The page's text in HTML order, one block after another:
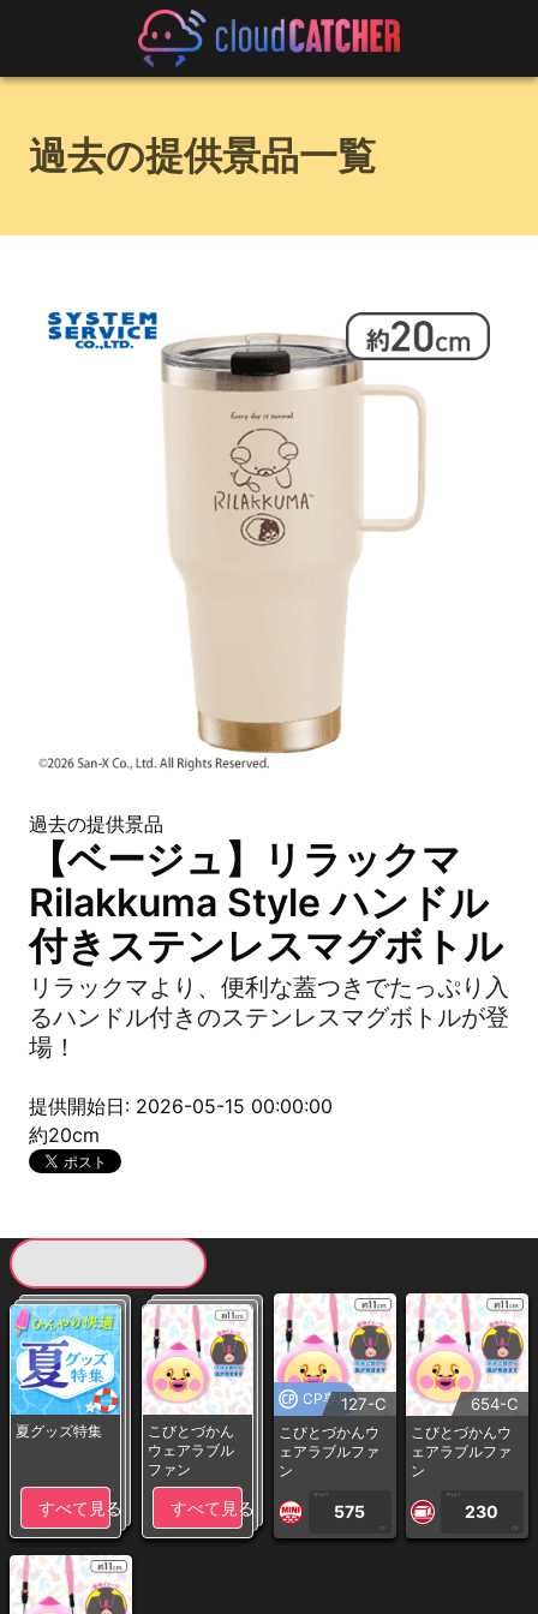
過去の提供景品一覧
過去の提供景品
【ベージュ】リラックマ
Rilakkuma Style ハンドル
付きステンレスマグボトル
リラックマより、便利な蓋つきでたっぷり入
るハンドル付きのステンレスマグボトルが登
場！
提供開始日: 2026-05-15 00:00:00
約20cm
夏グッズ特集
すべて見る
こびとづかん
ウェアラブル
ファン
すべて見る
CP専用127-C
こびとづかんウ
ェアラブルファ
ン
1PLAY
575
CP
654-C
こびとづかんウ
ェアラブルファ
ン
1PLAY
230
CP